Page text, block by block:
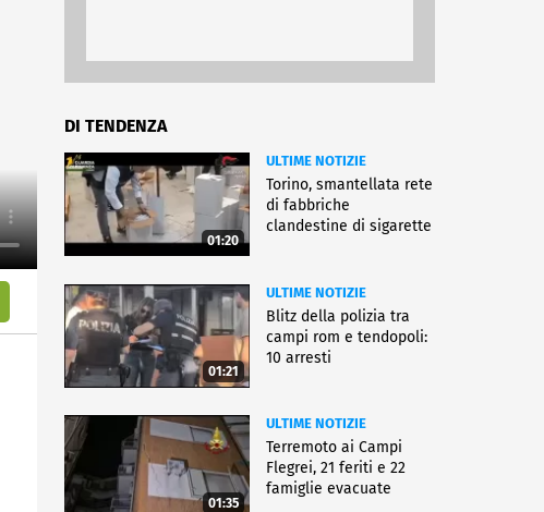
DI TENDENZA
01:20
ULTIME NOTIZIE
Torino, smantellata rete
di fabbriche
clandestine di sigarette
01:21
ULTIME NOTIZIE
Blitz della polizia tra
campi rom e tendopoli:
10 arresti
01:35
ULTIME NOTIZIE
Terremoto ai Campi
Flegrei, 21 feriti e 22
famiglie evacuate